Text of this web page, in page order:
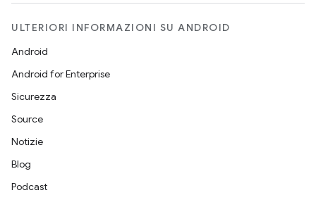
ULTERIORI INFORMAZIONI SU ANDROID
Android
Android for Enterprise
Sicurezza
Source
Notizie
Blog
Podcast